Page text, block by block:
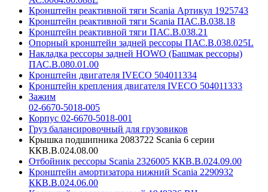
Кронштейн реактивной тяги Scania Артикул 1925743
Кронштейн реактивной тяги Scania ПАС.В.038.18
Кронштейн реактивной тяги ПАС.В.038.21
Опорный кронштейн задней рессоры ПАС.В.038.025L
Накладка рессоры задней HOWO (Башмак рессоры)
ПАС.В.080.01.00
Кронштейн двигателя IVECO 504011334
Кронштейн крепления двигателя IVECO 504011333
Зажим
02-6670-5018-005
Корпус 02-6670-5018-001
Груз балансировочный для грузовиков
Крышка подшипника 2083722 Scania 6 серии
ККВ.В.024.08.00
Отбойник рессоры Scania 2326005 ККВ.В.024.09.00
Кронштейн амортизатора нижний Scania 2290932
ККВ.В.024.06.00